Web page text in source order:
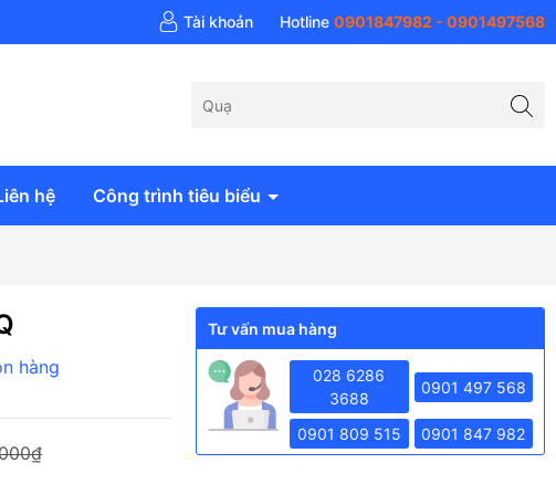
không khí Anh Huy - AH Air
Tài khoản Hotline 0901847982 - 0901497568
hệ Công trình tiêu biểu
hàng
Tư vấn mua hàng
028 6286
3688
0901 497 568
0901 809 515 0901 847 982